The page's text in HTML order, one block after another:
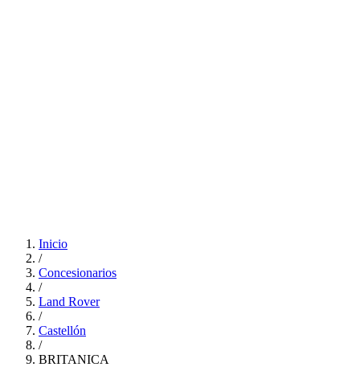
Inicio
/
Concesionarios
/
Land Rover
/
Castellón
/
BRITANICA